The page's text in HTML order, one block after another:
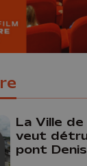
La Ville de
veut
pont